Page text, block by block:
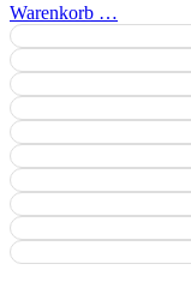
Warenkorb …